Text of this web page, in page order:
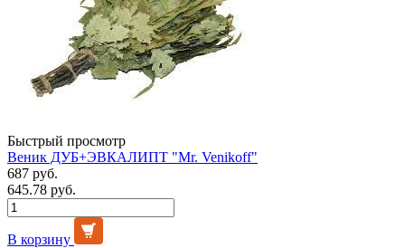
Быстрый просмотр
Веник ДУБ+ЭВКАЛИПТ "Mr. Venikoff"
687 руб.
645.78 руб.
В корзину